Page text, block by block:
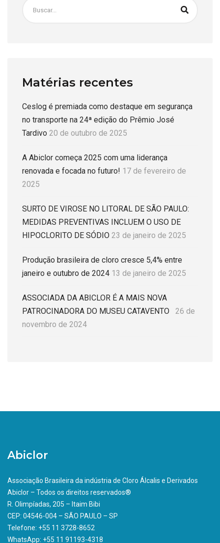
Matérias recentes
Ceslog é premiada como destaque em segurança
no transporte na 24ª edição do Prêmio José
Tardivo 20 de outubro de 2025
A Abiclor começa 2025 com uma liderança
renovada e focada no futuro! 17 de fevereiro de
2025
SURTO DE VIROSE NO LITORAL DE SÃO PAULO:
MEDIDAS PREVENTIVAS INCLUEM O USO DE
HIPOCLORITO DE SÓDIO 23 de janeiro de 2025
Produção brasileira de cloro cresce 5,4% entre
janeiro e outubro de 2024 13 de janeiro de 2025
ASSOCIADA DA ABICLOR É A MAIS NOVA
PATROCINADORA DO MUSEU CATAVENTO
26 de
novembro de 2024
Abiclor
Associação Brasileira da indústria de Cloro Álcalis e Derivados
Abiclor – Todos os direitos reservados®
R. Olimpíadas, 205 – Itaim Bibi
CEP: 04546-004 – SÃO PAULO – SP
Telefone: +55 11 3728-8652
WhatsApp: +55 11 91193-4318